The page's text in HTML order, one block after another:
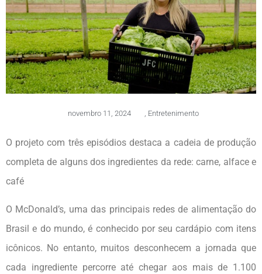
novembro 11, 2024 , Entretenimento
O projeto com três episódios destaca a cadeia de produção
completa de alguns dos ingredientes da rede: carne, alface e
café
O McDonald’s, uma das principais redes de alimentação do
Brasil e do mundo, é conhecido por seu cardápio com itens
icônicos. No entanto, muitos desconhecem a jornada que
cada ingrediente percorre até chegar aos mais de 1.100